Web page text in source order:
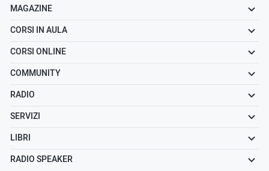
MAGAZINE
CORSI IN AULA
CORSI ONLINE
COMMUNITY
RADIO
SERVIZI
LIBRI
RADIO SPEAKER